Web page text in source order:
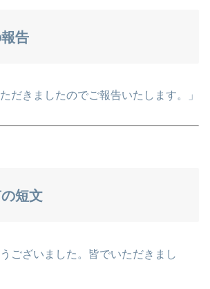
告
だきましたのでご報告いたします。」
短文
ございました。皆でいただきまし